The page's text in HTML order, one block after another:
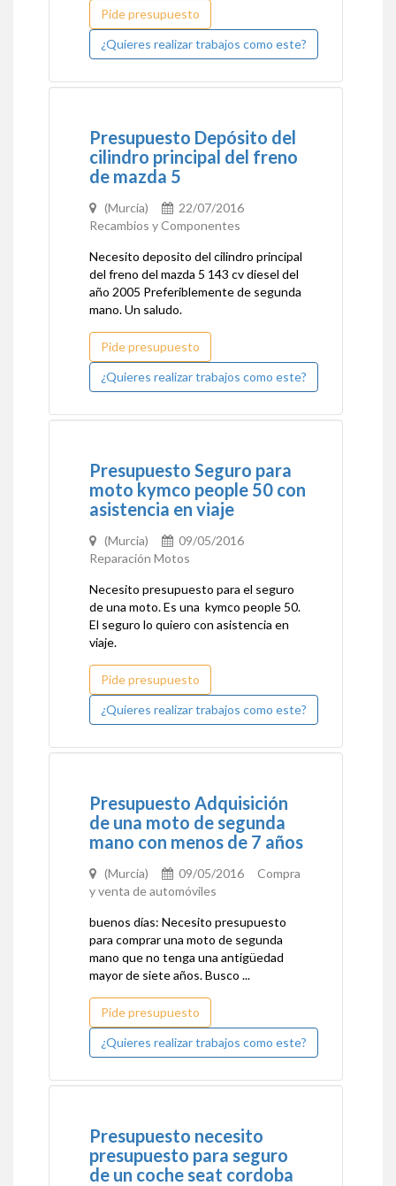
Pide presupuesto
¿Quieres realizar trabajos como este?
Presupuesto Depósito del
cilindro principal del freno
de mazda 5
(Murcia)
22/07/2016
Recambios y Componentes
Necesito deposito del cilindro principal
del freno del mazda 5 143 cv diesel del
año 2005 Preferiblemente de segunda
mano. Un saludo.
Pide presupuesto
¿Quieres realizar trabajos como este?
Presupuesto Seguro para
moto kymco people 50 con
asistencia en viaje
(Murcia)
09/05/2016
Reparación Motos
Necesito presupuesto para el seguro
de una moto. Es una kymco people 50.
El seguro lo quiero con asistencia en
viaje.
Pide presupuesto
¿Quieres realizar trabajos como este?
Presupuesto Adquisición
de una moto de segunda
mano con menos de 7 años
(Murcia)
09/05/2016 Compra
y venta de automóviles
buenos días: Necesito presupuesto
para comprar una moto de segunda
mano que no tenga una antigüedad
mayor de siete años. Busco ...
Pide presupuesto
¿Quieres realizar trabajos como este?
Presupuesto necesito
presupuesto para seguro
de un coche seat cordoba